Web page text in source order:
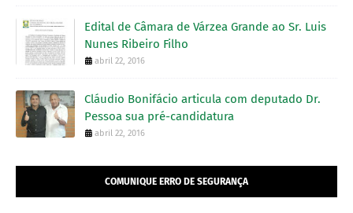
Edital de Câmara de Várzea Grande ao Sr. Luis
Nunes Ribeiro Filho
abril 22, 2016
Cláudio Bonifácio articula com deputado Dr.
Pessoa sua pré-candidatura
abril 22, 2016
COMUNIQUE ERRO DE SEGURANÇA